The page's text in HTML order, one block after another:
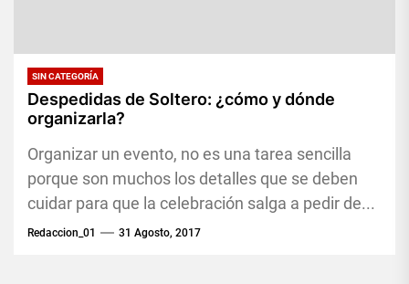
SIN CATEGORÍA
Despedidas de Soltero: ¿cómo y dónde
organizarla?
Organizar un evento, no es una tarea sencilla
porque son muchos los detalles que se deben
cuidar para que la celebración salga a pedir de...
Redaccion_01 31 Agosto, 2017